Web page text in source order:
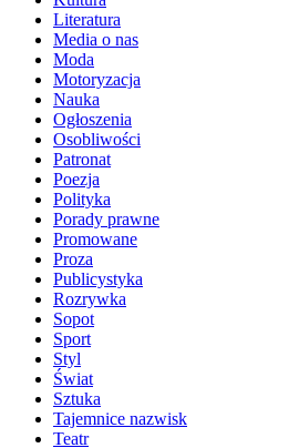
Literatura
Media o nas
Moda
Motoryzacja
Nauka
Ogłoszenia
Osobliwości
Patronat
Poezja
Polityka
Porady prawne
Promowane
Proza
Publicystyka
Rozrywka
Sopot
Sport
Styl
Świat
Sztuka
Tajemnice nazwisk
Teatr